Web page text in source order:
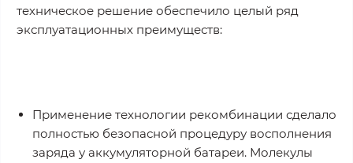
техническое решение обеспечило целый ряд
эксплуатационных преимуществ:
Применение технологии рекомбинации сделало
полностью безопасной процедуру восполнения
заряда у аккумуляторной батареи. Молекулы